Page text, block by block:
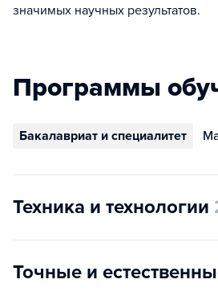
значимых научных результатов.
Программы
Бакалавриат и специалитет
Техника и технологии
Точные и